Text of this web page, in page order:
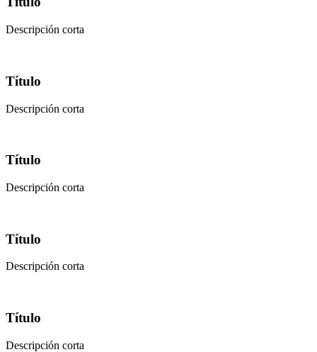
Descripción corta
Título
Descripción corta
Título
Descripción corta
Título
Descripción corta
Título
Descripción corta